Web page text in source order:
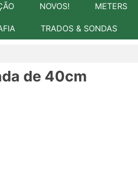
NOVOS! METERS
TRADOS & SONDAS
de 40cm